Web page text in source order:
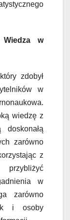
Wiedza w
zdobył
w
wiedzę z
doskonałą
zarówno
z
w
zarówno
i osoby